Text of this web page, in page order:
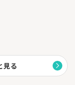
見る